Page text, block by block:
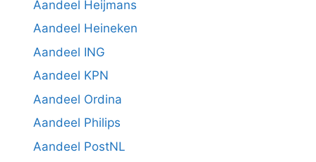
Aandeel Heijmans
Aandeel Heineken
Aandeel ING
Aandeel KPN
Aandeel Ordina
Aandeel Philips
Aandeel PostNL